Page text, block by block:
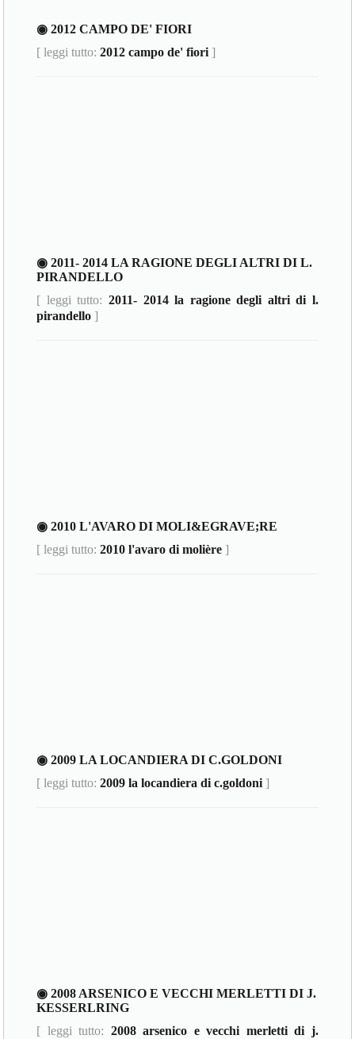
◉ 2012 CAMPO DE' FIORI
[ leggi tutto:2012 campo de' fiori ]
◉ 2011- 2014 LA RAGIONE DEGLI ALTRI DI L.
PIRANDELLO
[ leggi tutto: 2011- 2014 la ragione degli altri di l.
pirandello ]
◉ 2010 L'AVARO DI MOLI&EGRAVE;RE
[ leggi tutto:2010 l'avaro di molière ]
◉ 2009 LA LOCANDIERA DI C.GOLDONI
[ leggi tutto:2009 la locandiera di c.goldoni ]
◉ 2008 ARSENICO E VECCHI MERLETTI DI J.
KESSERLRING
[ leggi tutto: 2008 arsenico e vecchi merletti di j.